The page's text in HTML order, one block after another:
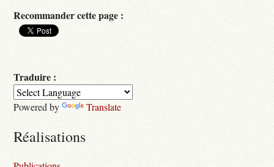
Recommander cette page :
Traduire :
Powered by Translate
Réalisations